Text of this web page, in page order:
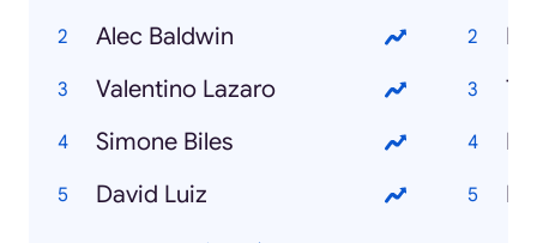
Alec Baldwin
Valentino Lazaro
Simone Biles
David Luiz